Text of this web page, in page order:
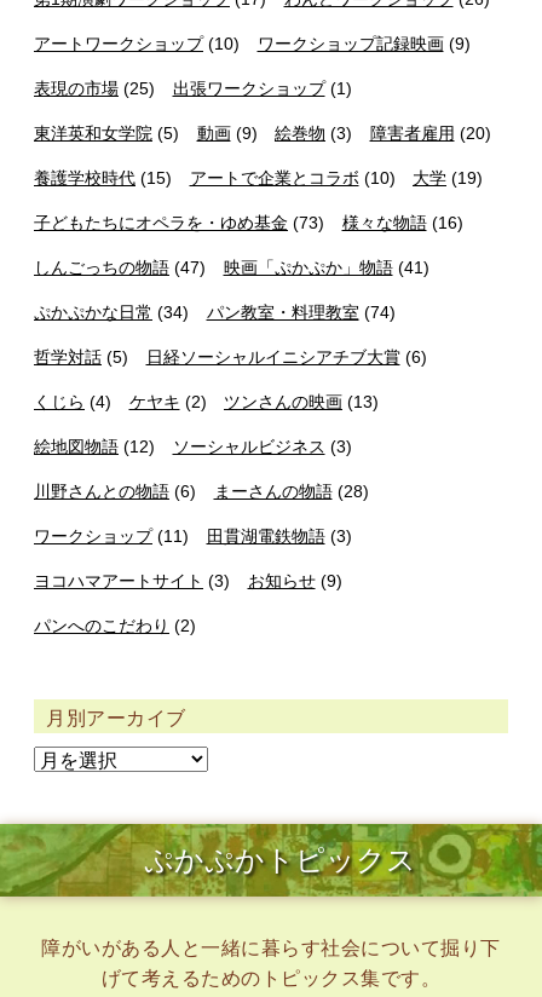
アートワークショップ(10) ワークショップ記録映画(9)
表現の市場 (25) 出張ワークショップ(1)
東洋英和女学院 (5) 動画(9) 絵巻物 (3) 障害者雇用 (20)
養護学校時代 (15) アートで企業とコラボ (10) 大学 (19)
子どもたちにオペラを・ゆめ基金 (73) 様々な物語(16)
しんごっちの物語 (47) 映画「ぷかぷか」物語(41)
ぷかぷかな日常 (34) パン教室・料理教室 (74)
哲学対話 (5) 日経ソーシャルイニシアチブ大賞(6)
くじら (4) ケヤキ (2) ツンさんの映画 (13)
絵地図物語 (12) ソーシャルビジネス (3)
川野さんとの物語 (6) まーさんの物語(28)
ワークショップ(11) 田貫湖電鉄物語(3)
ヨコハマアートサイト (3) お知らせ(9)
パンへのこだわり (2)
月別アーカイブ
ぷかぷかトピックス
障がいがある人と一緒に暮らす社会について掘り下
げて考えるためのトピックス集です。